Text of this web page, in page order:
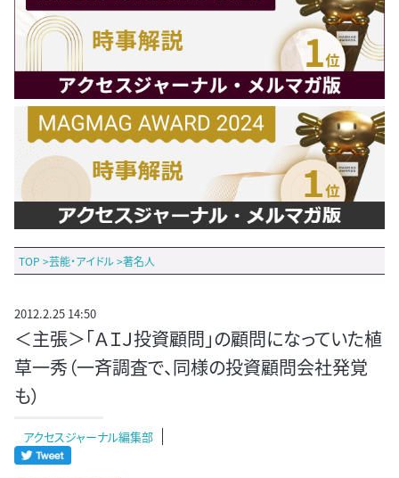
TOP >芸能・アイドル>著名人
2012.2.25 14:50
＜主張＞「ＡＩＪ投資顧問」の顧問になっていた植
草一秀（一斉調査で、同様の投資顧問会社発覚
も）
アクセスジャーナル編集部